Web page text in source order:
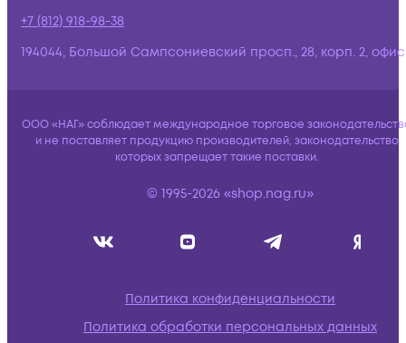
+7 (812) 918-98-38
194044, Большой Сампсониевский просп., 28, корп. 2,
ООО «НАГ» соблюдает международное торговое
и не поставляет продукцию производителей, законодательство
которых запрещает такие поставки.
© 1995-2026 «shop.nag.ru»
Политика конфиденциальности
Политика обработки персональных данных